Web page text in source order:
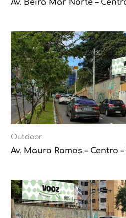
Av. Beira Mar Norte –
Outdoor
Av. Mauro Ramos – Centro